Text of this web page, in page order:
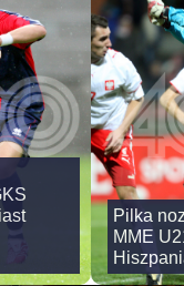
Pilka
MME